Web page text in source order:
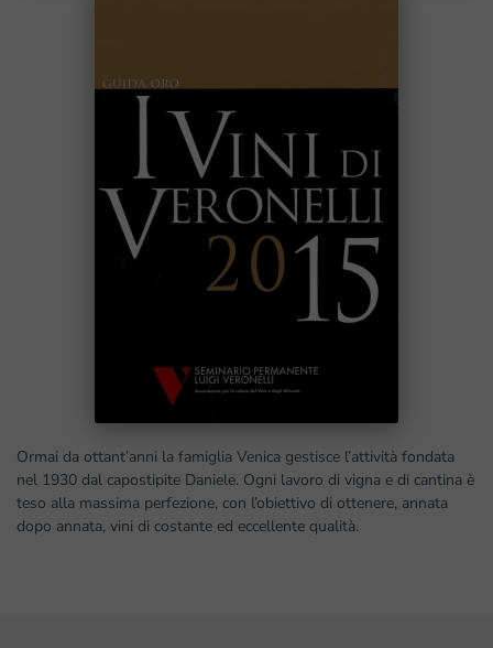
Ormai da ottant’anni la famiglia Venica gestisce l’attività fondata
nel 1930 dal capostipite Daniele. Ogni lavoro di vigna e di cantina è
teso alla massima perfezione, con l’obiettivo di ottenere, annata
dopo annata, vini di costante ed eccellente qualità.